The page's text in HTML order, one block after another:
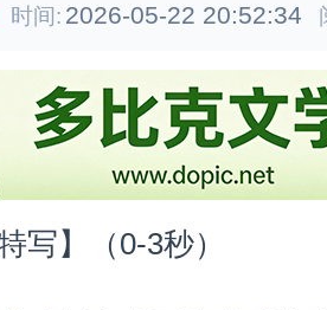
时间: 2026-05-22 20:52:34
写】（0-3秒）